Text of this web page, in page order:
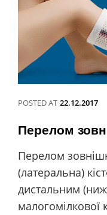
POSTED AT 22.12.2017
Перелом
Перелом
(латеральна)
дистальним
малогомілкової